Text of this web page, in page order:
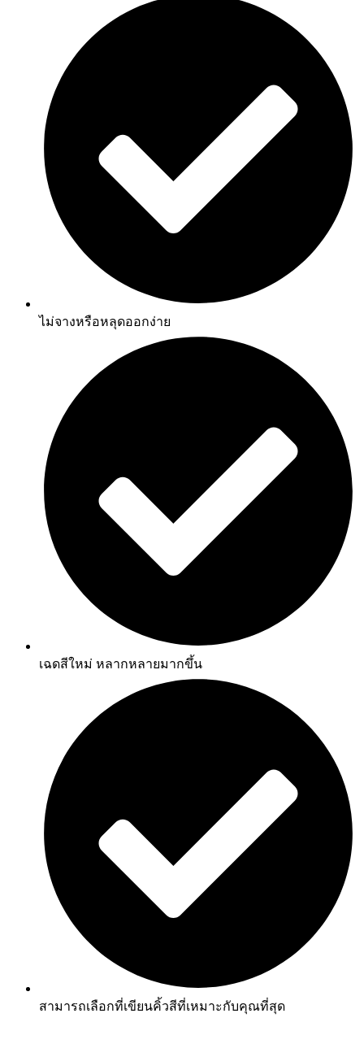
ไม่จางหรือหลุดออกง่าย
เฉดสีใหม่ หลากหลายมากขึ้น
สามารถเลือกที่เขียนคิ้วสีที่เหมาะกับคุณที่สุด